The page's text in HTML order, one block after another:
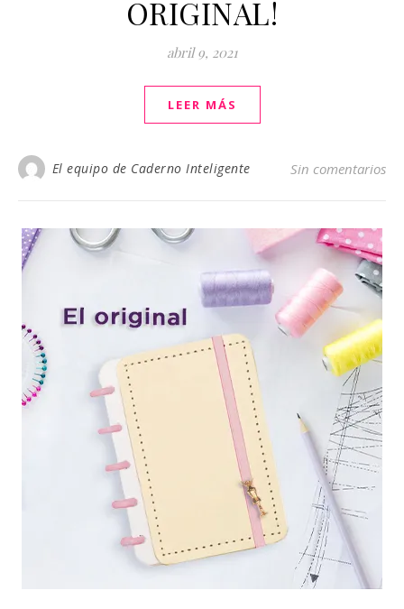
ORIGINAL!
abril 9, 2021
LEER MÁS
El equipo de Caderno Inteligente Sin comentarios